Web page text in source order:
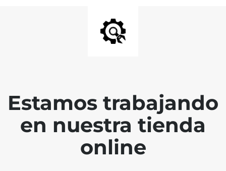
Estamos trabajando
en nuestra tienda
online